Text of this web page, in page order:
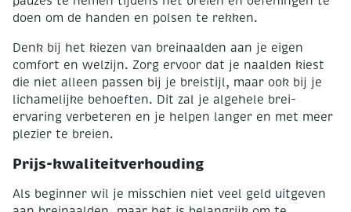
doen om de handen en polsen te rekken.
Denk bij het kiezen van breinaalden aan je eigen
comfort en welzijn. Zorg ervoor dat je naalden kiest
die niet alleen passen bij je breistijl, maar ook bij je
lichamelijke behoeften. Dit zal je algehele brei-
ervaring verbeteren en je helpen langer en met meer
plezier te breien.
Prijs-kwaliteitverhouding
Als beginner wil je misschien niet veel geld uitgeven